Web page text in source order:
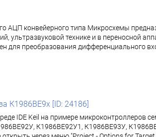
конвейерного типа Микросхемы
ультразвуковой технике и в переносной
преобразования дифференциального
К1986ВЕ9x [ID: 24186]
IDE Keil на примере микроконтроллеров
К1986ВЕ92У1, К1986ВЕ93У,